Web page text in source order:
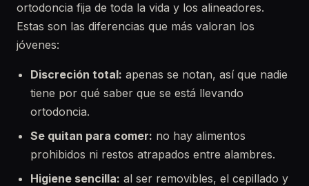
ortodoncia fija de toda la vida y los alineadores.
Estas son las diferencias que más valoran los
jóvenes:
Discreción total: apenas se notan, así que nadie
tiene por qué saber que se está llevando
ortodoncia.
Se quitan para comer: no hay alimentos
prohibidos ni restos atrapados entre alambres.
Higiene sencilla: al ser removibles, el cepillado y